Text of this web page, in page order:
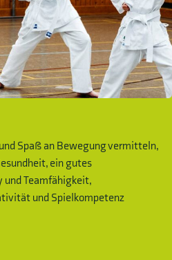
Spaß an Bewegung vermitteln,
ein gutes
und Teamfähigkeit,
und Spielkompetenz